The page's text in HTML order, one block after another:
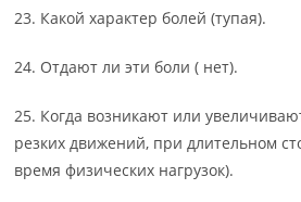
23. Какой характер болей (тупая).
24. Отдают ли эти боли ( нет).
25. Когда возникают или
резких движений, при длительном
время физических нагрузок).